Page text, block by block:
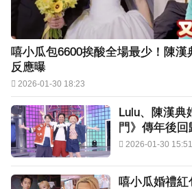
嘻小瓜包6600挨酸全場最少！陳漢
反應曝
2026-01-30 18:23
Lulu、陳漢典
門》傳年後
2026-01-30 15:51
嘻小瓜婚禮紅